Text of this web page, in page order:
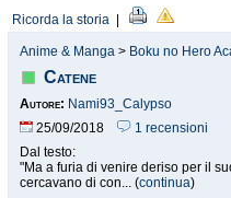
Ricorda la storia
Anime & Manga > Boku no Hero
Catene
Autore: Nami93_Calypso
25/09/2018
1 recensioni
Dal testo:
"Ma a furia di venire deriso per il
cercavano di con... (continua)